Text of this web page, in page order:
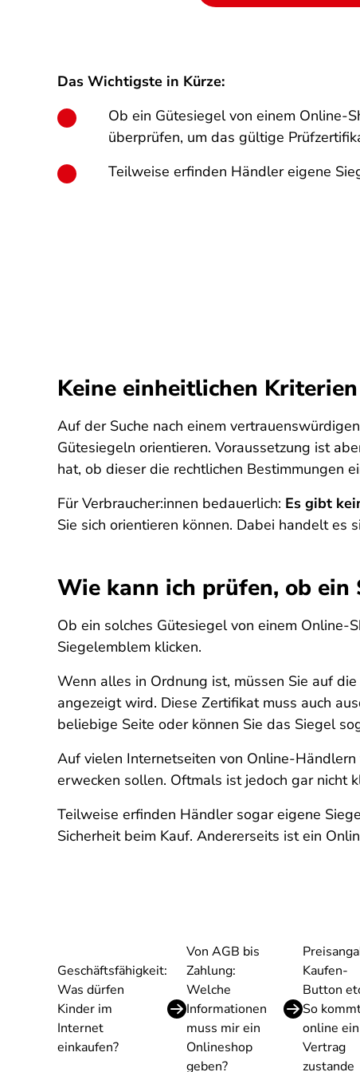
Das Wichtigste in Kürze:
Ob ein Gütesiegel von einem Online-
überprüfen, um das gültige
Teilweise erfinden Händler eigene
Keine einheitlichen
Auf der Suche nach einem
Gütesiegeln orientieren. Voraussetzung ist
hat, ob dieser die rechtlichen Bestimmungen
Für Verbraucher:innen bedauerlich: Es gibt
Sie sich orientieren können. Dabei handelt es
Wie kann ich prüfen, ob ein
Ob ein solches Gütesiegel von einem
Siegelemblem klicken.
Wenn alles in Ordnung ist, müssen Sie auf
angezeigt wird. Diese Zertifikat muss auch
beliebige Seite oder können Sie das Siegel
Auf vielen Internetseiten von Online-
erwecken sollen. Oftmals ist jedoch gar nicht
Teilweise erfinden Händler sogar eigene
Sicherheit beim Kauf. Andererseits ist ein
Geschäftsfähigkeit:
Was dürfen
Kinder im
Internet
einkaufen?
Von AGB bis
Zahlung:
Welche
Informationen
muss mir ein
Onlineshop
geben?
Kaufen-
Button
So
online ein
Vertrag
zustande